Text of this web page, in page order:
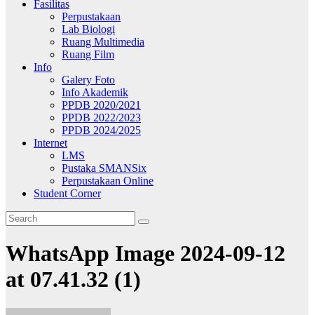
Fasilitas
Perpustakaan
Lab Biologi
Ruang Multimedia
Ruang Film
Info
Galery Foto
Info Akademik
PPDB 2020/2021
PPDB 2022/2023
PPDB 2024/2025
Internet
LMS
Pustaka SMANSix
Perpustakaan Online
Student Corner
WhatsApp Image 2024-09-12
at 07.41.32 (1)